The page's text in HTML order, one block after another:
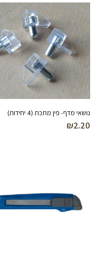
נושאי מדף- פין מתכת (4 יחידות)
₪2.20